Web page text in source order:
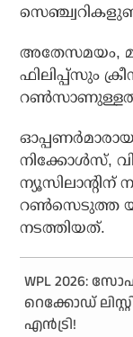
അതേസമയം,
ഫിലിപ്പ്‌സും
നിക്കോള്‍സ്,
ന്യൂസിലാന്റിന്
റണ്‍സെടുത്ത യങ്
നടത്തിയത്.
WPL 2026:
റെക്കോഡ്
എന്‍ട്രി!